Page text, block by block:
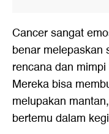
Cancer sangat
benar melepaskan
rencana dan
Mereka bisa
melupakan
bertemu dalam